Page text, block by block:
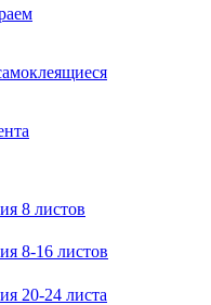
8 листов
8-16 листов
20-24 листа